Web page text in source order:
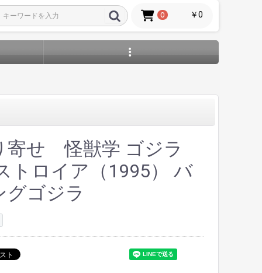
0 ￥0
寄せ 怪獣学 ゴジラ
トロイア（1995） バ
グゴジラ